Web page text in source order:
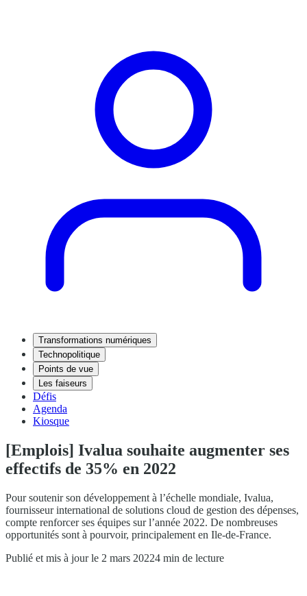
Transformations numériques
Technopolitique
Points de vue
Les faiseurs
Défis
Agenda
Kiosque
[Emplois] Ivalua souhaite augmenter ses
effectifs de 35% en 2022
Pour soutenir son développement à l’échelle mondiale, Ivalua,
fournisseur international de solutions cloud de gestion des dépenses,
compte renforcer ses équipes sur l’année 2022. De nombreuses
opportunités sont à pourvoir, principalement en Ile-de-France.
Publié et mis à jour le 2 mars 20224 min de lecture